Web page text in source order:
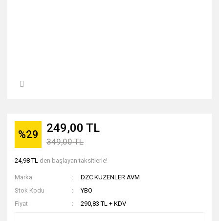
%29 249,00 TL
349,00 TL
24,98 TL den başlayan taksitlerle!
Marka
DZC KUZENLER AVM
Stok Kodu
YBO
Fiyat
290,83 TL + KDV